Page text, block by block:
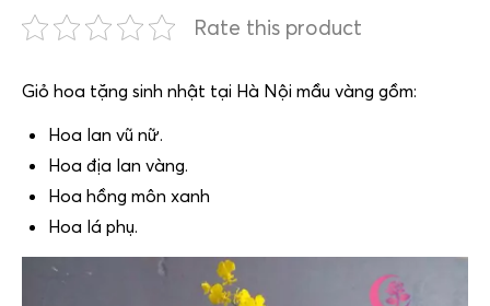
Rate this product
Giỏ hoa tặng sinh nhật tại Hà Nội mầu vàng gồm:
Hoa lan vũ nữ.
Hoa địa lan vàng.
Hoa hồng môn xanh
Hoa lá phụ.